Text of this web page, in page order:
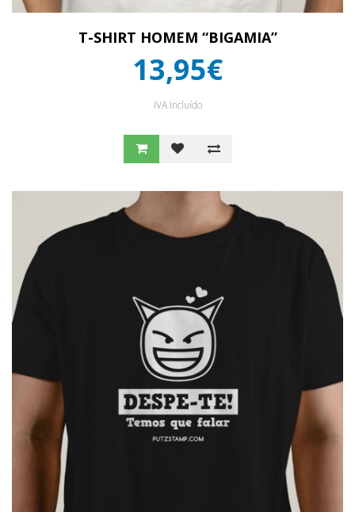
T-SHIRT HOMEM “BIGAMIA”
13,95€
IVA Incluído